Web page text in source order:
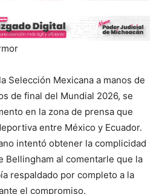
Selección Mexicana a manos de
de final del Mundial 2026, se
en la zona de prensa que
entre México y Ecuador.
intentó obtener la complicidad
Bellingham al comentarle que la
respaldado por completo a la
el compromiso.